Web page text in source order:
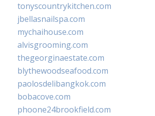
tonyscountrykitchen.com
jbellasnailspa.com
mychaihouse.com
alvisgrooming.com
thegeorginaestate.com
blythewoodseafood.com
paolosdelibangkok.com
bobacove.com
phoone24brookfield.com